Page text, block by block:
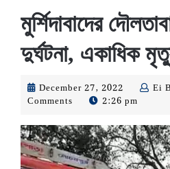
মুর্শিদাবাদের
দুর্ঘটনা, একাধিক
December 27, 2022 December
27,
Ei
Comments
2:26 pm